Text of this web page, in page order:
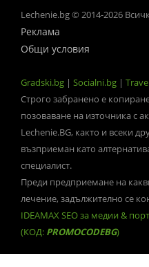
Lechenie.bg © 2014-2026
Реклама
Общи условия
Gradski.bg | Socialni.bg |
Строго забранено е
позоваване на източника с
Lechenie.BG, както и всеки
възприеман като
специалист.
Преди предприемане на
лечение, задължително се
IDEAMAX SEO за медии &
(КОД: PROMOCODEBG)